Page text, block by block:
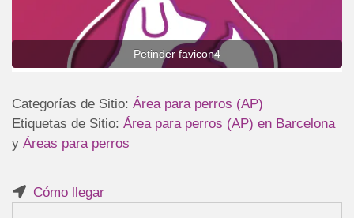
Petinder favicon4
Categorías de Sitio: Área para perros (AP)
Etiquetas de Sitio: Área para perros (AP) en Barcelona
y Áreas para perros
Cómo llegar